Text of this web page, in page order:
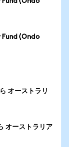
(Ondo
オーストラリ
オーストラリア